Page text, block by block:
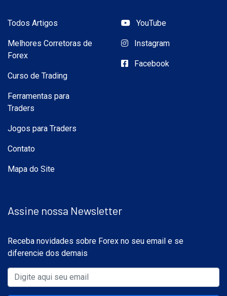
Todos Artigos
Melhores Corretoras de
Forex
Curso de Trading
Ferramentas para
Traders
Jogos para Traders
Contato
Mapa do Site
YouTube
Instagram
Facebook
Assine nossa Newsletter
Receba novidades sobre Forex no seu email e se
diferencie dos demais